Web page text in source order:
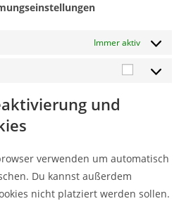
Immer aktiv
und
verwenden um automatisch
Du kannst außerdem
nicht platziert werden sollen.